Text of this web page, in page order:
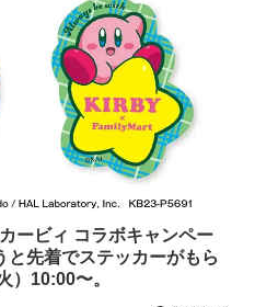
ービィ コラボキャンペー
と先着でステッカーがもら
）10:00〜。